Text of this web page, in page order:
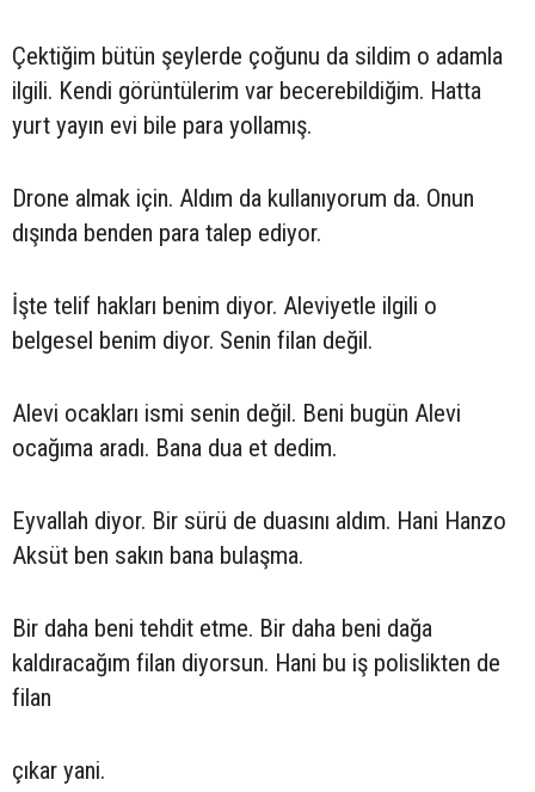
Çektiğim bütün şeylerde çoğunu da sildim o adamla
ilgili. Kendi görüntülerim var becerebildiğim. Hatta
yurt yayın evi bile para yollamış.
Drone almak için. Aldım da kullanıyorum da. Onun
dışında benden para talep ediyor.
İşte telif hakları benim diyor. Aleviyetle ilgili o
belgesel benim diyor. Senin filan değil.
Alevi ocakları ismi senin değil. Beni bugün Alevi
ocağıma aradı. Bana dua et dedim.
Eyvallah diyor. Bir sürü de duasını aldım. Hani Hanzo
Aksüt ben sakın bana bulaşma.
Bir daha beni tehdit etme. Bir daha beni dağa
kaldıracağım filan diyorsun. Hani bu iş polislikten de
filan
çıkar yani.